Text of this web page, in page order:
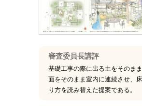
審査委員長講評
基礎工事の際に出る土をそのま
面をそのまま室内に連続させ、
り方を読み替えた提案である。